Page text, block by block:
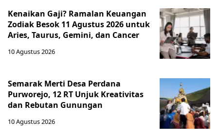
Kenaikan Gaji? Ramalan Keuangan
Zodiak Besok 11 Agustus 2026 untuk
Aries, Taurus, Gemini, dan Cancer
10 Agustus 2026
Semarak Merti Desa Perdana
Purworejo, 12 RT Unjuk Kreativitas
dan Rebutan Gunungan
10 Agustus 2026